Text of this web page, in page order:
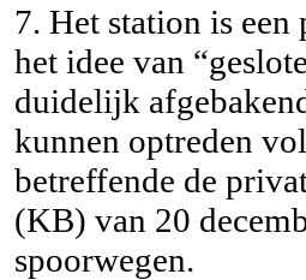
7. Het station is
het idee van
duidelijk
kunnen optreden
betreffende de
(KB) van 20
spoorwegen.